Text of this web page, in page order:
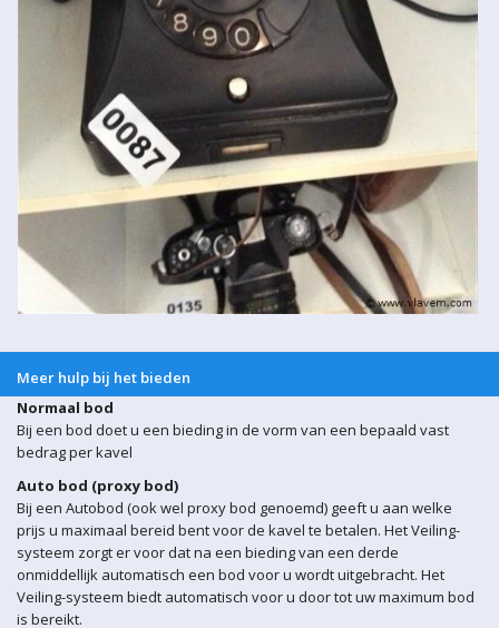
Meer hulp bij het bieden
Normaal bod
Bij een bod doet u een bieding in de vorm van een bepaald vast
bedrag per kavel
Auto bod (proxy bod)
Bij een Autobod (ook wel proxy bod genoemd) geeft u aan welke
prijs u maximaal bereid bent voor de kavel te betalen. Het Veiling-
systeem zorgt er voor dat na een bieding van een derde
onmiddellijk automatisch een bod voor u wordt uitgebracht. Het
Veiling-systeem biedt automatisch voor u door tot uw maximum bod
is bereikt.